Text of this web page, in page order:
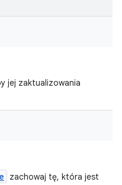
jej zaktualizowania
zachowaj tę, która jest